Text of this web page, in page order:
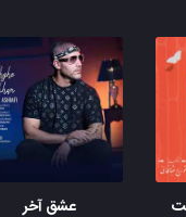
عشق آخر